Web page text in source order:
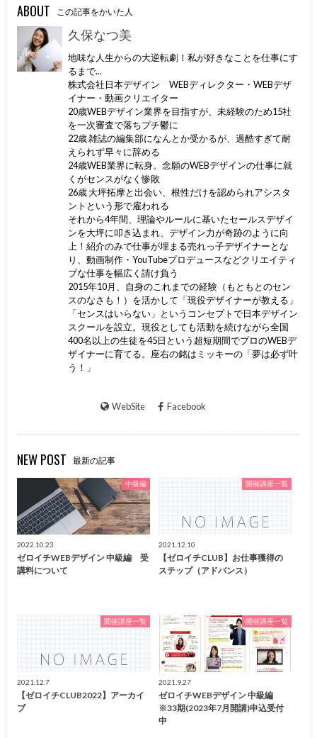
ABOUT この記事をかいた人
久保なつ美
地味な人生からの大逆転劇！私が好きなことを仕事にす
るまで...
株式会社日本デザイン WEBディレクター・WEBデザ
イナー・動画クリエイター
20歳WEBデザイン業界を目指すが、未経験のため15社
を一次審査で落ちプチ鬱に
22歳 雑誌の編集部になんとか受かるが、過酷すぎて耐
えられず早々に辞める
24歳WEB業界に転身。念願のWEBデザインの仕事に就
くがセンスがなく惨敗
26歳 大坪拓摩と出会い、根性だけを認められアシスタ
ントという形で雇われる
それから4年間、理論やルールに基いたセールスデザイ
ンを大坪に叩き込まれ、デザイン力が奇跡のように向
上！紹介のみで仕事が埋まる売れっ子デザイナーとな
り、動画制作・YouTubeプロデュースなどクリエイティ
ブな仕事を幅広く請け負う
2015年10月、自身のこれまでの経験（もともとのセン
スのなさも！）を活かして「現役デザイナーが教える」
「センスはいらない」というコンセプトで日本デザイン
スクールを設立。現役としても活動を続けながら全国
400名以上の生徒を45日という超短期間でプロのWEBデ
ザイナーに育てる。座右の銘はミッキーの「夢は必ず叶
う！」
WebSite Facebook
NEW POST 最新の記事
中級編
2022.10.23
ゼロイチWEBデザイン 中級編 受
講料について
開催講座一覧
2021.12.10
【ゼロイチCLUB】お仕事獲得の
ステップ（アドバンス）
開催講座一覧
2021.12.7
【ゼロイチCLUB2022】アーカイ
ブ
開催講座一覧
2021.9.27
ゼロイチWEBデザイン 中級編
※33期(2023年7月開講)申込受付
中